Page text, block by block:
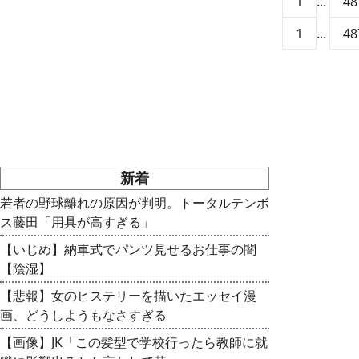
1
...
新着
若者の野球離れの原因が判明。トータルテンボ
ス藤田「用具が高すぎる」
【いじめ】納車式でパンツ見せるお仕事の闇
【陰湿】
【悲報】女のヒステリーを描いたエッセイ漫
画、どうしようもなさすぎる
【画像】JK「この髪型で学校行ったら教師に就